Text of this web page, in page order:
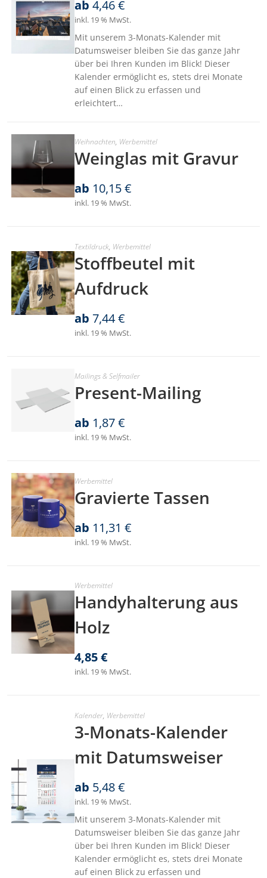
ab 4,46€
inkl. 19 % MwSt.
Mit unserem 3-Monats-Kalender mit
Datumsweiser bleiben Sie das ganze Jahr
über bei Ihren Kunden im Blick! Dieser
Kalender ermöglicht es, stets drei Monate
auf einen Blick zu erfassen und
erleichtert…
Weihnachten, Werbemittel
Weinglas mit Gravur
ab 10,15€
inkl. 19 % MwSt.
Textildruck, Werbemittel
Stoffbeutel mit
Aufdruck
ab 7,44€
inkl. 19 % MwSt.
Mailings & Selfmailer
Present-Mailing
ab 1,87€
inkl. 19 % MwSt.
Werbemittel
Gravierte Tassen
ab 11,31€
inkl. 19 % MwSt.
Werbemittel
Handyhalterung aus
Holz
4,85€
inkl. 19 % MwSt.
Kalender, Werbemittel
3-Monats-Kalender
mit Datumsweiser
ab 5,48€
inkl. 19 % MwSt.
Mit unserem 3-Monats-Kalender mit
Datumsweiser bleiben Sie das ganze Jahr
über bei Ihren Kunden im Blick! Dieser
Kalender ermöglicht es, stets drei Monate
auf einen Blick zu erfassen und